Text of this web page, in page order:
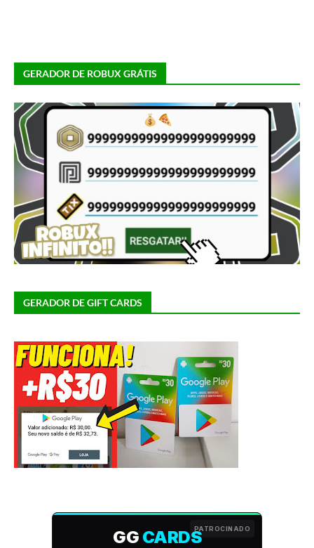
GERADOR DE ROBUX GRÁTIS
GERADOR DE GIFT CARDS
PATROCINADO
GG CARDS